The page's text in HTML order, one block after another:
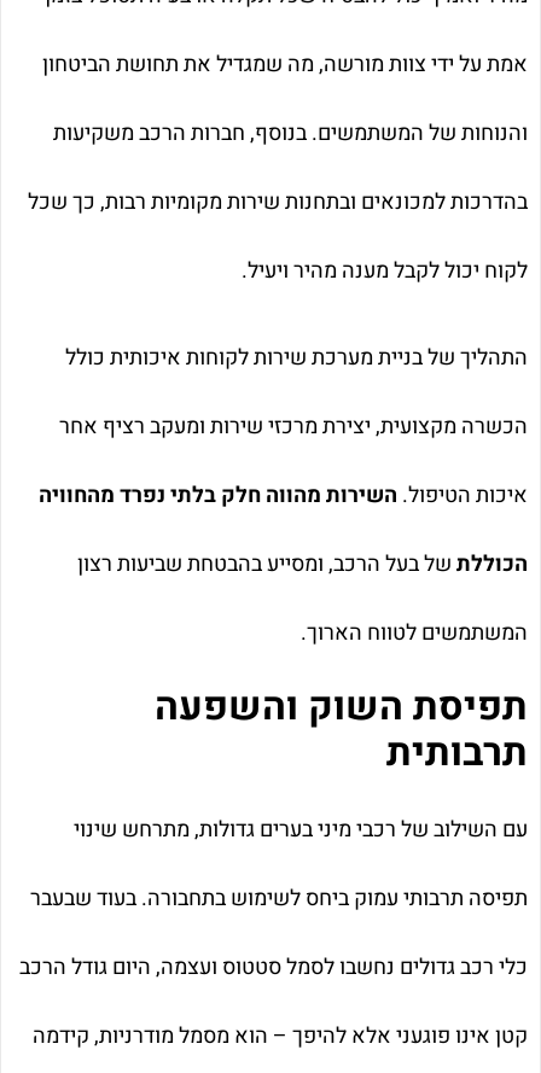
אמת על ידי צוות מורשה, מה שמגדיל את תחושת הביטחון
והנוחות של המשתמשים. בנוסף, חברות הרכב משקיעות
בהדרכות למכונאים ובתחנות שירות מקומיות רבות, כך שכל
לקוח יכול לקבל מענה מהיר ויעיל.
התהליך של בניית מערכת שירות לקוחות איכותית כולל
הכשרה מקצועית, יצירת מרכזי שירות ומעקב רציף אחר
איכות הטיפול. השירות מהווה חלק בלתי נפרד מהחוויה
הכוללתשל בעל הרכב, ומסייע בהבטחת שביעות רצון
המשתמשים לטווח הארוך.
תפיסת השוק והשפעה
תרבותית
עם השילוב של רכבי מיני בערים גדולות, מתרחש שינוי
תפיסה תרבותי עמוק ביחס לשימוש בתחבורה. בעוד שבעבר
כלי רכב גדולים נחשבו לסמל סטטוס ועצמה, היום גודל הרכב
קטן אינו פוגעני אלא להיפך – הוא מסמל מודרניות, קידמה